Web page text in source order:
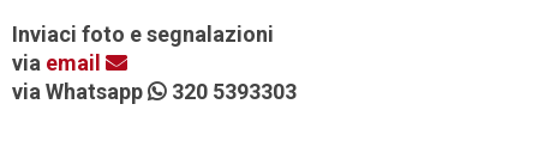
Inviaci foto e segnalazioni
via email
via Whatsapp
320 5393303